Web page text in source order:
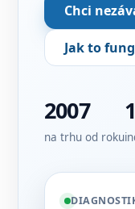
Chci
Jak to
2007
na trhu od roku